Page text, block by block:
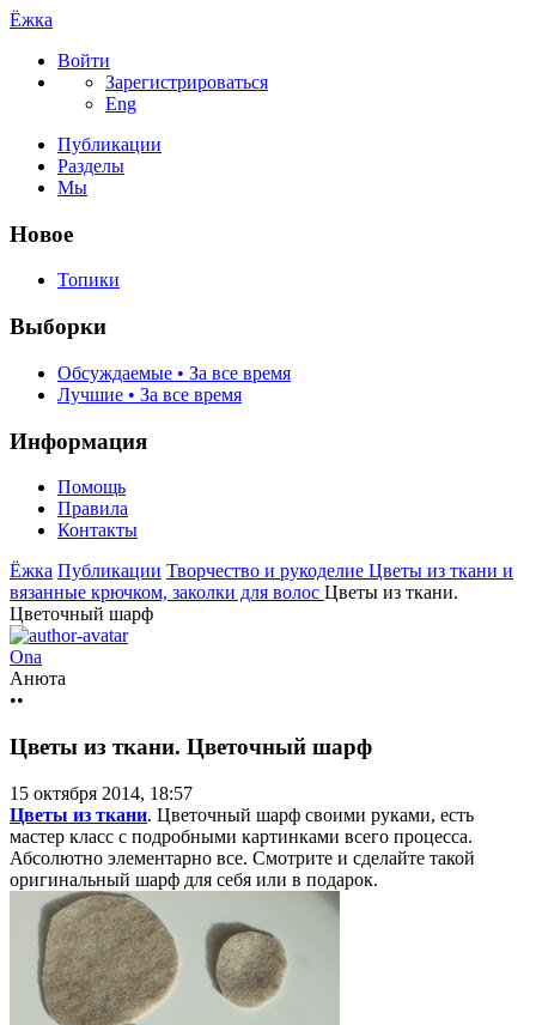
Ёжка
Войти
Зарегистрироваться
Eng
Публикации
Разделы
Мы
Новое
Топики
Выборки
Обсуждаемые • За все время
Лучшие • За все время
Информация
Помощь
Правила
Контакты
Ёжка Публикации Творчество и рукоделие Цветы из ткани и
вязанные крючком, заколки для волос Цветы из ткани.
Цветочный шарф
Ona
Анюта
••
Цветы из ткани. Цветочный шарф
15 октября 2014, 18:57
Цветы из ткани. Цветочный шарф своими руками, есть
мастер класс с подробными картинками всего процесса.
Абсолютно элементарно все. Смотрите и сделайте такой
оригинальный шарф для себя или в подарок.